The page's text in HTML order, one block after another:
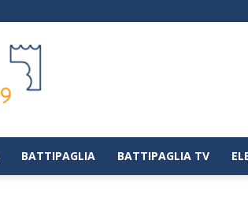
BATTIPAGLIA BATTIPAGLIA TV